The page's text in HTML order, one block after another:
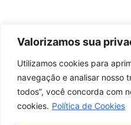
Valorizamos sua
Utilizamos cookies para
navegação e analisar nosso
todos”, você concorda com
cookies. Política de Cookies